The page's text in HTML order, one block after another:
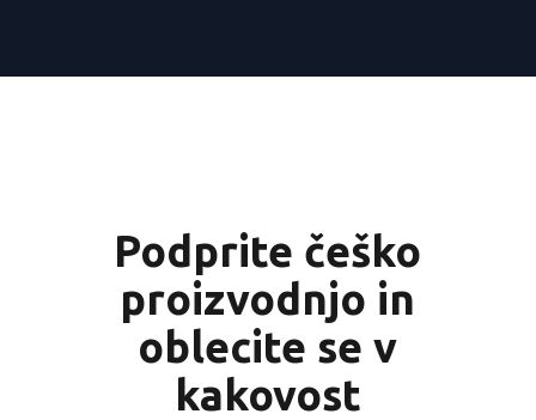
Podprite češko
proizvodnjo in
oblecite se v
kakovost